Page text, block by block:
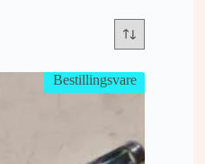
Bestillingsvare